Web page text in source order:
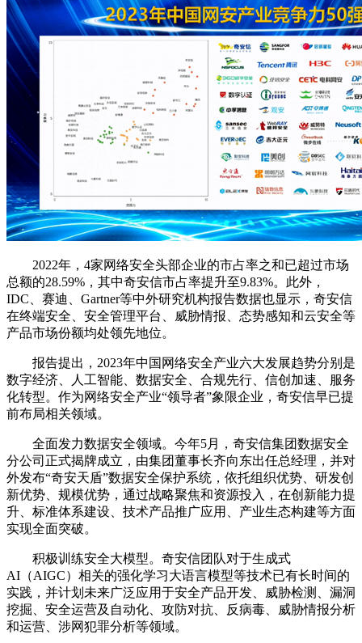
2022年，4家网络安全头部企业的市占率之和已超过市场
总额的28.59%，其中奇安信市占率提升至9.83%。此外，
IDC、赛迪、Gartner等中外研究机构报告数据也显示，奇安信
在终端安全、安全管理平台、威胁情报、态势感知和云安全等
产品市场份额均处领先地位。
报告提出，2023年中国网络安全产业六大发展趋势分别是
数字经济、人工智能、数据安全、合规先行、信创加速、服务
化转型。作为网络安全产业“领导者”象限企业，奇安信早已提
前布局相关领域。
全面发力数据安全领域。今年5月，奇安信集团数据安全
分公司正式揭牌成立，由集团董事长齐向东出任总经理，并对
外发布“奇安天盾”数据安全保护系统，依托组织优势、研发创
新优势、规模优势，通过战略聚焦和资源投入，在创新能力提
升、标准体系建设、技术产品推广应用、产业生态构建等方面
实现全面突破。
积极训练安全大模型。奇安信团队对于生成式
AI（AIGC）相关的强化学习大语言模型等技术已有长时间的
实践，并计划未来广泛应用于安全产品开发、威胁检测、漏洞
挖掘、安全运营及自动化、攻防对抗、反病毒、威胁情报分析
和运营、涉网犯罪分析等领域。